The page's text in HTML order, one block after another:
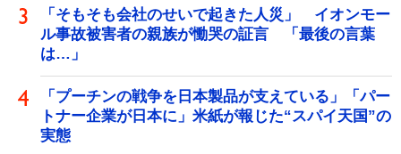
「そもそも会社のせいで起きた人災」 イオンモー
ル事故被害者の親族が慟哭の証言 「最後の言葉
は…」
「プーチンの戦争を日本製品が支えている」「パー
トナー企業が日本に」米紙が報じた“スパイ天国”の
実態